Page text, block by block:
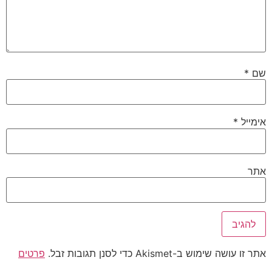
שם *
אימייל *
אתר
אתר זו עושה שימוש ב-Akismet כדי לסנן תגובות זבל.
פרטים